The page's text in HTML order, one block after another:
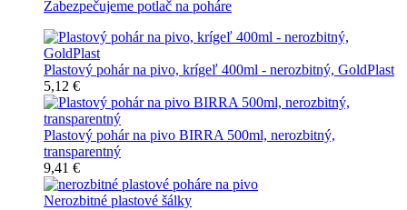
Zabezpečujeme potlač na poháre
Plastový pohár na pivo, krígeľ 400ml - nerozbitný, GoldPlast
5,12 €
Plastový pohár na pivo BIRRA 500ml, nerozbitný,
transparentný
9,41 €
Nerozbitné plastové šálky